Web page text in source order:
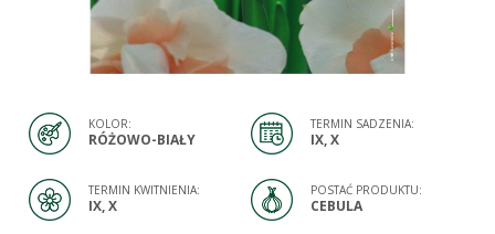
KOLOR:
RÓŻOWO-BIAŁY
TERMIN SADZENIA:
IX, X
TERMIN KWITNIENIA:
IX, X
POSTAĆ PRODUKTU:
CEBULA